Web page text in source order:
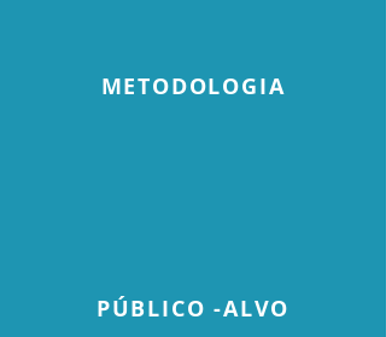
METODOLOGIA
PÚBLICO -ALVO